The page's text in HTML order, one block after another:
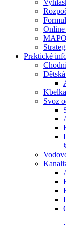
Online
Praktické
Kbelka
Svoz